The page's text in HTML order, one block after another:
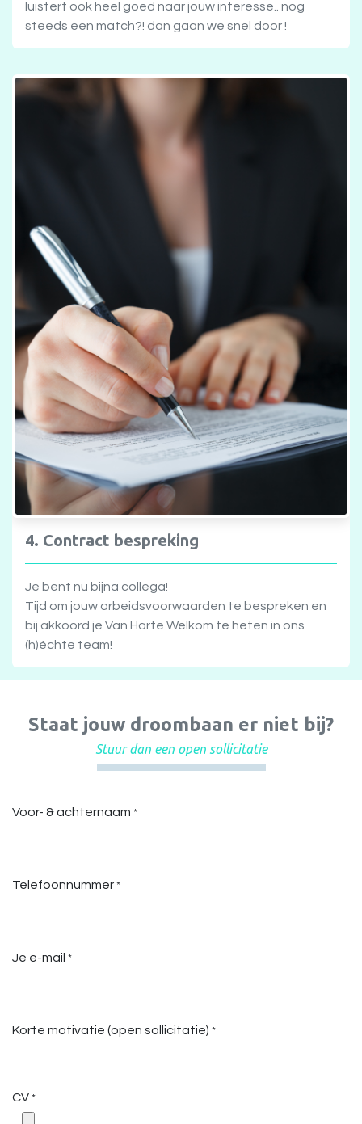
luistert ook heel goed naar jouw interesse.. nog
steeds een match?! dan gaan we snel door !
4. Contract bespreking
Je bent nu bijna collega!
Tijd om jouw arbeidsvoorwaarden te bespreken en
bij akkoord je Van Harte Welkom te heten in ons
(h)échte team!
Staat jouw droombaan er niet bij?
Stuur dan een open sollicitatie
​
Voor- & achternaam *
Telefoonnummer *
Je e-mail *
Korte motivatie (open sollicitatie) *
CV *